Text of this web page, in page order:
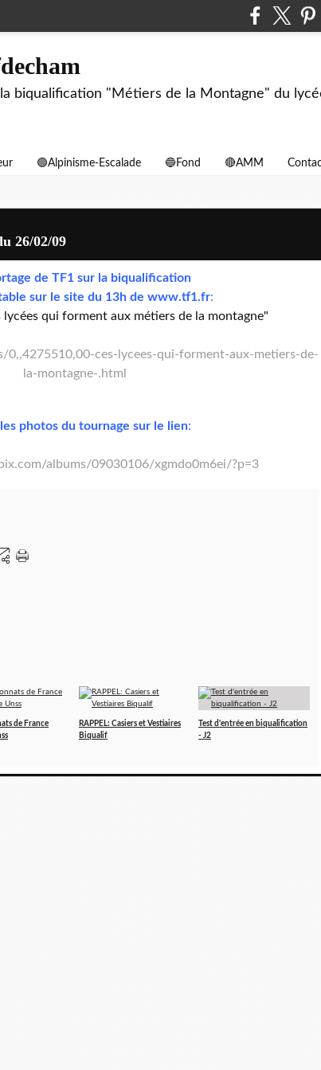
la biqualification "Métiers de la Montagne" du
🟢Alpinisme-Escalade 🔵Fond 🔴AMM
26/02/09
de TF1 sur la biqualification
sur le site du 13h de www.tf1.fr:
qui forment aux métiers de la montagne"
ces-lycees-qui-forment-aux-metiers-de-
la-montagne-.html
photos du tournage sur le lien:
albums/09030106/xgmdo0m6ei/?p=3
de France
RAPPEL: Casiers et Vestiaires
Biqualif
Test d'entrée en biqualification
- J2